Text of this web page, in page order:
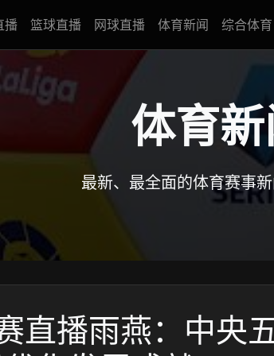
播 篮球直播 网球直播 体育新闻 综合体育
体育
最新、最全面的体育赛事
直播雨燕：中央